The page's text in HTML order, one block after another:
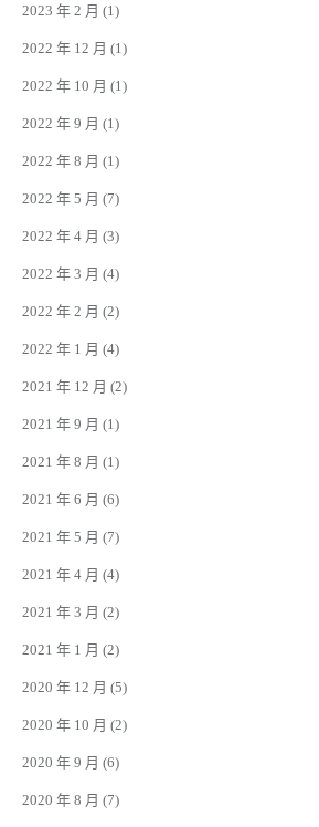
2023 年 2 月 (1)
2022 年 12 月 (1)
2022 年 10 月 (1)
2022 年 9 月 (1)
2022 年 8 月 (1)
2022 年 5 月 (7)
2022 年 4 月 (3)
2022 年 3 月 (4)
2022 年 2 月 (2)
2022 年 1 月 (4)
2021 年 12 月 (2)
2021 年 9 月 (1)
2021 年 8 月 (1)
2021 年 6 月 (6)
2021 年 5 月 (7)
2021 年 4 月 (4)
2021 年 3 月 (2)
2021 年 1 月 (2)
2020 年 12 月 (5)
2020 年 10 月 (2)
2020 年 9 月 (6)
2020 年 8 月 (7)